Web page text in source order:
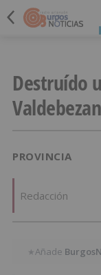
Destruído
PROVINCIA
Redacción
★Añade